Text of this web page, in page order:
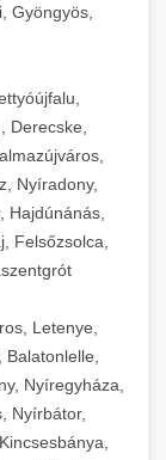
Gyöngyös,
Derecske,
Nyíradony,
Hajdúnánás,
Felsőzsolca,
Letenye,
Nyíregyháza,
Nyírbátor,